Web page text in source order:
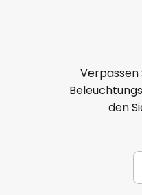
Verpassen
den